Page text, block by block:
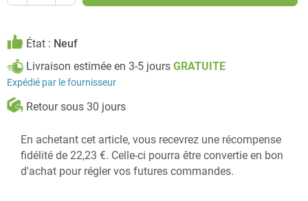
État : Neuf
Livraison estimée en 3-5 jours GRATUITE
Expédié par le fournisseur
Retour sous 30 jours
En achetant cet article, vous recevrez une récompense
fidélité de 22,23 €. Celle-ci pourra être convertie en bon
d'achat pour régler vos futures commandes.